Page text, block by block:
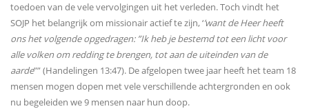
toedoen van de vele vervolgingen uit het verleden. Toch vindt het
SOJP het belangrijk om missionair actief te zijn, ‘’want de Heer heeft
ons het volgende opgedragen: ”Ik heb je bestemd tot een licht voor
alle volken om redding te brengen, tot aan de uiteinden van de
aarde”” (Handelingen 13:47). De afgelopen twee jaar heeft het team 18
mensen mogen dopen met vele verschillende achtergronden en ook
nu begeleiden we 9 mensen naar hun doop.